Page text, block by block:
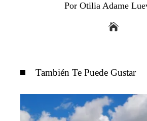
Por Otilia Adame
También Te Puede Gustar